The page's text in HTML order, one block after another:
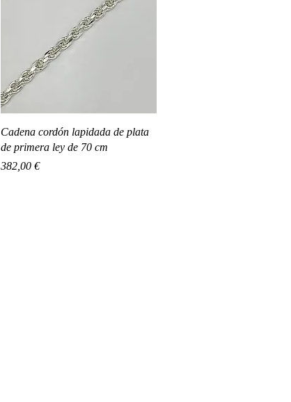
Vista rápida
Cadena cordón lapidada de plata
de primera ley de 70 cm
Precio
382,00 €